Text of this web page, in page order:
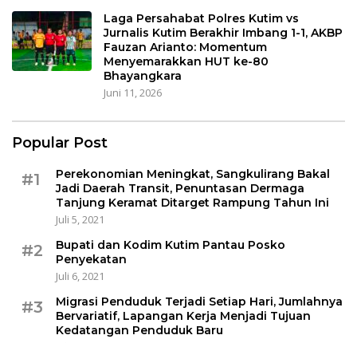
Laga Persahabat Polres Kutim vs
Jurnalis Kutim Berakhir Imbang 1-1, AKBP
Fauzan Arianto: Momentum
Menyemarakkan HUT ke-80
Bhayangkara
Juni 11, 2026
Popular Post
#1
Perekonomian Meningkat, Sangkulirang Bakal
Jadi Daerah Transit, Penuntasan Dermaga
Tanjung Keramat Ditarget Rampung Tahun Ini
Juli 5, 2021
#2
Bupati dan Kodim Kutim Pantau Posko
Penyekatan
Juli 6, 2021
#3
Migrasi Penduduk Terjadi Setiap Hari, Jumlahnya
Bervariatif, Lapangan Kerja Menjadi Tujuan
Kedatangan Penduduk Baru